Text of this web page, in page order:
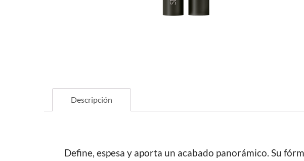
Descripción
Define, espesa y aporta un acabado panorámico. Su